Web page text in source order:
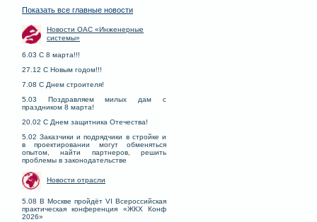
Показать все главные новости
Новости ОАС «Инженерные
системы»
6.03 С 8 марта!!!
27.12 С Новым годом!!!
7.08 С Днем строителя!
5.03 Поздравляем милых дам с
праздником 8 марта!
20.02 С Днем защитника Отечества!
5.02 Заказчики и подрядчики в стройке и
в проектировании могут обменяться
опытом, найти партнеров, решить
проблемы в законодательстве
Новости отрасли
5.08 В Москве пройдёт VI Всероссийская
практическая конференция «ЖКХ Конф
2026»